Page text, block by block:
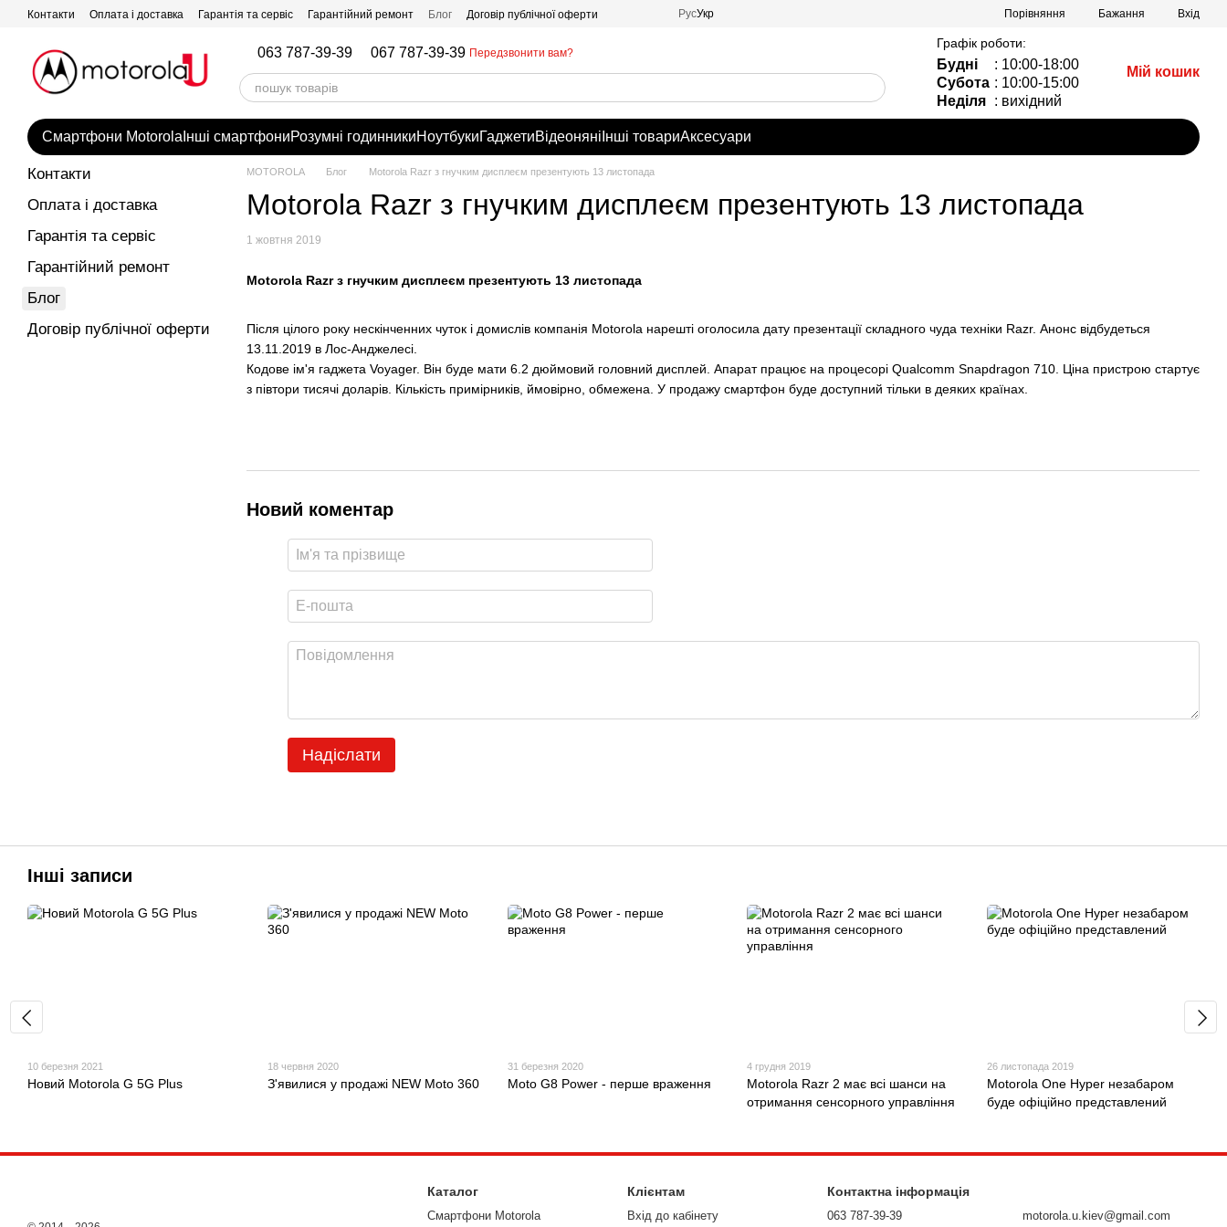
Перейти до основного контенту
Контакти Оплата і доставка Гарантія та сервіс Гарантійний ремонт Блог Договір публічної оферти РусУкр Порівняння Бажання Вхід
063 787-39-39 067 787-39-39 Передзвонити вам?
Графік роботи:
Будні
: 10:00-18:00
Субота : 10:00-15:00
Неділя : вихідний
Мій кошик
Смартфони Motorola Інші смартфониРозумні годинникиНоутбукиГаджетиВідеоняні Інші товариАксесуари
MOTOROLA Блог Motorola Razr з гнучким дисплеєм презентують 13 листопада
Motorola Razr з гнучким дисплеєм презентують 13 листопада
1 жовтня 2019
Motorola Razr з гнучким дисплеєм презентують 13 листопада
Після цілого року нескінченних чуток і домислів компанія Motorola нарешті оголосила дату презентації складного чуда техніки Razr. Анонс відбудеться
13.11.2019 в Лос-Анджелесі.
Кодове ім'я гаджета Voyager. Він буде мати 6.2 дюймовий головний дисплей. Апарат працює на процесорі Qualcomm Snapdragon 710. Ціна пристрою стартує
з півтори тисячі доларів. Кількість примірників, ймовірно, обмежена. У продажу смартфон буде доступний тільки в деяких країнах.
Новий коментар
Надіслати
Контакти
Оплата і доставка
Гарантія та сервіс
Гарантійний ремонт
Блог
Договір публічної оферти
Інші записи
10 березня 2021
Новий Motorola G 5G Plus
18 червня 2020
З'явилися у продажі NEW Moto 360
31 березня 2020
Moto G8 Power - перше враження
4 грудня 2019
Motorola Razr 2 має всі шанси на
отримання сенсорного управління
26 листопада 2019
Motorola One Hyper незабаром
буде офіційно представлений
Каталог
Смартфони Motorola
Клієнтам
Вхід до кабінету
Контактна інформація
063 787-39-39 motorola.u.kiev@gmail.com